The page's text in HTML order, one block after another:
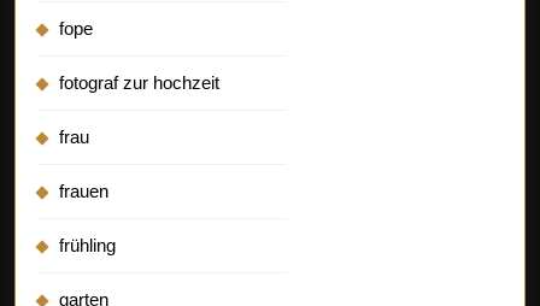
fope
fotograf zur hochzeit
frau
frauen
frühling
garten